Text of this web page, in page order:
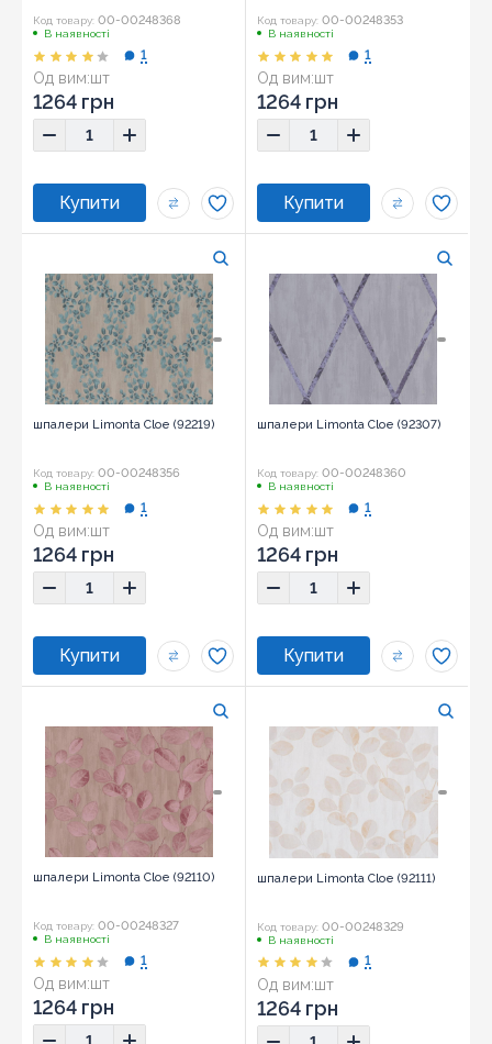
Код товару: 00-00248368
В наявності
Од вим:шт
1
1264 грн
Код товару: 00-00248353
В наявності
Од вим:шт
1
1264 грн
шпалери Limonta Cloe (92219)
Код товару: 00-00248356
В наявності
Од вим:шт
1
1264 грн
шпалери Limonta Cloe (92307)
Код товару: 00-00248360
В наявності
Од вим:шт
1
1264 грн
шпалери Limonta Cloe (92110)
Код товару: 00-00248327
В наявності
Од вим:шт
1
1264 грн
шпалери Limonta Cloe (92111)
Код товару: 00-00248329
В наявності
Од вим:шт
1
1264 грн